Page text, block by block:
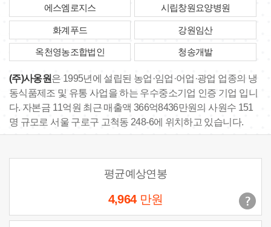
에스엠로지스 시립창원요양병원
화계푸드 강원임산
옥천영농조합법인 청송개발
(주)사옹원은 1995년에 설립된 농업·임업·어업·광업 업종의 냉
동식품제조 및 유통 사업을 하는 우수중소기업 인증 기업 입니
다. 자본금 11억원 최근 매출액 366억8436만원의 사원수 151
명 규모로 서울 구로구 고척동 248-6에 위치하고 있습니다.
평균예상연봉
4,964 만원